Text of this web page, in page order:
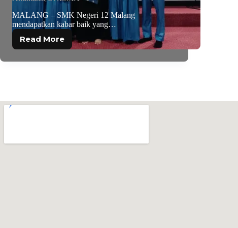
MALANG – SMK Negeri 12 Malang
mendapatkan kabar baik yang…
Read More